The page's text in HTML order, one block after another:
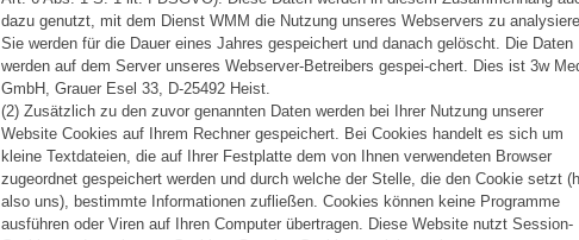
dazu genutzt, mit dem Dienst WMM die Nutzung unseres Webservers zu
Sie werden für die Dauer eines Jahres gespeichert und danach gelöscht. Die Daten
werden auf dem Server unseres Webserver-Betreibers gespei-chert. Dies ist 3w
GmbH, Grauer Esel 33, D-25492 Heist.
(2) Zusätzlich zu den zuvor genannten Daten werden bei Ihrer Nutzung unserer
Website Cookies auf Ihrem Rechner gespeichert. Bei Cookies handelt es sich um
kleine Textdateien, die auf Ihrer Festplatte dem von Ihnen verwendeten Browser
zugeordnet gespeichert werden und durch welche der Stelle, die den Cookie setzt
also uns), bestimmte Informationen zufließen. Cookies können keine Programme
ausführen oder Viren auf Ihren Computer übertragen. Diese Website nutzt Session-